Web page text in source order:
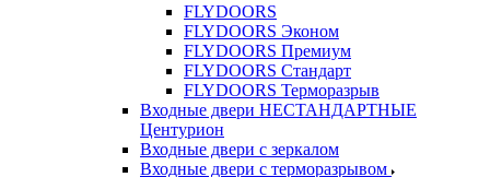
FLYDOORS
FLYDOORS Эконом
FLYDOORS Премиум
FLYDOORS Стандарт
FLYDOORS Терморазрыв
Входные двери НЕСТАНДАРТНЫЕ
Центурион
Входные двери с зеркалом
Входные двери с терморазрывом